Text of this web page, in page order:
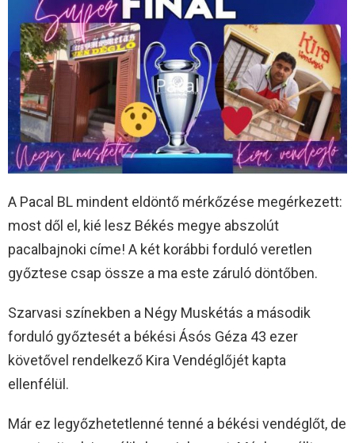
A Pacal BL mindent eldöntő mérkőzése megérkezett:
most dől el, kié lesz Békés megye abszolút
pacalbajnoki címe! A két korábbi forduló veretlen
győztese csap össze a ma este záruló döntőben.
Szarvasi színekben a Négy Muskétás a második
forduló győztesét a békési Ásós Géza 43 ezer
követővel rendelkező Kira Vendéglőjét kapta
ellenfélül.
Már ez legyőzhetetlenné tenné a békési vendéglőt, de